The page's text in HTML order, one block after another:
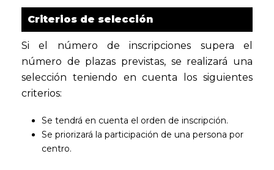
Criterios de selección
Si el número de inscripciones supera el
número de plazas previstas, se realizará una
selección teniendo en cuenta los siguientes
criterios:
Se tendrá en cuenta el orden de inscripción.
Se priorizará la participación de una persona por
centro.